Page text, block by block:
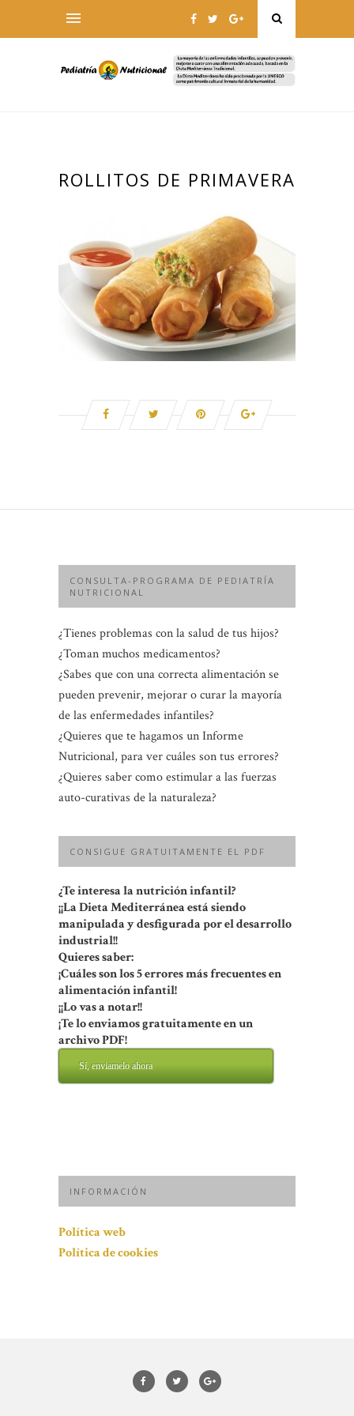
ROLLITOS DE PRIMAVERA
CONSULTA-PROGRAMA DE PEDIATRÍA
NUTRICIONAL
¿Tienes problemas con la salud de tus hijos?
¿Toman muchos medicamentos?
¿Sabes que con una correcta alimentación se
pueden prevenir, mejorar o curar la mayoría
de las enfermedades infantiles?
¿Quieres que te hagamos un Informe
Nutricional, para ver cuáles son tus errores?
¿Quieres saber como estimular a las fuerzas
auto-curativas de la naturaleza?
CONSIGUE GRATUITAMENTE EL PDF
¿Te interesa la nutrición infantil?
¡¡La Dieta Mediterránea está siendo
manipulada y desfigurada por el desarrollo
industrial!!
Quieres saber:
¡Cuáles son los 5 errores más frecuentes en
alimentación infantil!
¡¡Lo vas a notar!!
¡Te lo enviamos gratuitamente en un
archivo PDF!
Sí, enviamelo ahora
INFORMACIÓN
Política web
Política de cookies